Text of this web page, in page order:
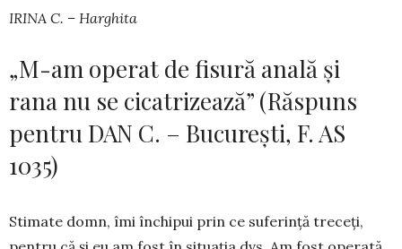
IRINA C. – Harghita
„M-am operat de fisură anală și
rana nu se cicatrizează” (Răspuns
pentru DAN C. – București, F. AS
1035)
Stimate domn, îmi închipui prin ce suferință treceți,